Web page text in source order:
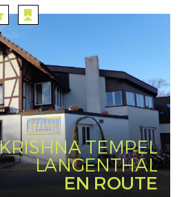
station STAZIONI route PERCORSI
agenda
anreise
TEMPEL
LANGENTHAL
EN ROUTE